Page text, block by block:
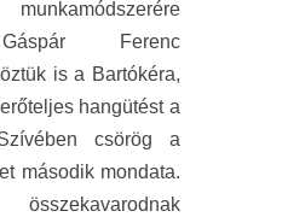
Ferenc
is a Bartókéra,
hangütést a
csörög a
második mondata.
összekavarodnak